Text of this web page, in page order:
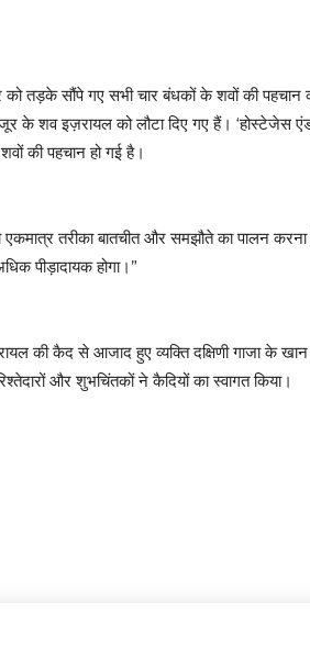
को तड़के सौंपे गए सभी चार बंधकों के शवों की
के शव इज़रायल को लौटा दिए गए हैं। ‘होस्टेजेस
की पहचान हो गई है।
तरीका बातचीत और समझौते का पालन
पीड़ादायक होगा।”
की कैद से आजाद हुए व्यक्ति दक्षिणी गाजा के
और शुभचिंतकों ने कैदियों का स्वागत किया।